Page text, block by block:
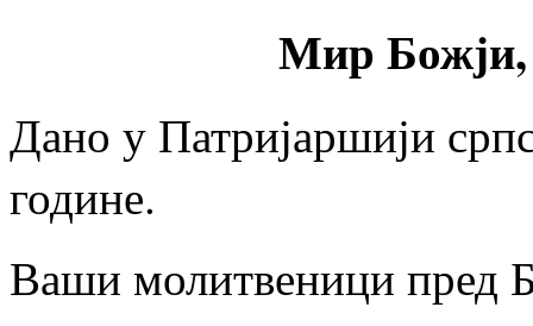
Мир Божји,
Дано у Патријаршији
године.
Ваши молитвеници пред